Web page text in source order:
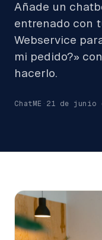
Añade un
entrenado con
Webservice
mi pedido?»
hacerlo.
ChatME · 21 de junio